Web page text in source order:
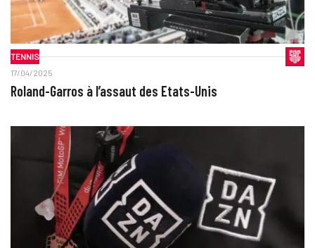
TENNIS
17/04/2025
Roland-Garros à l’assaut des Etats-Unis